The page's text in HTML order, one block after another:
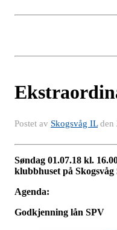
Postet av Skogsvåg ILden
Søndag 01.07.18 kl.
klubbhuset på Skogsvåg
Agenda:
Godkjenning lån SPV